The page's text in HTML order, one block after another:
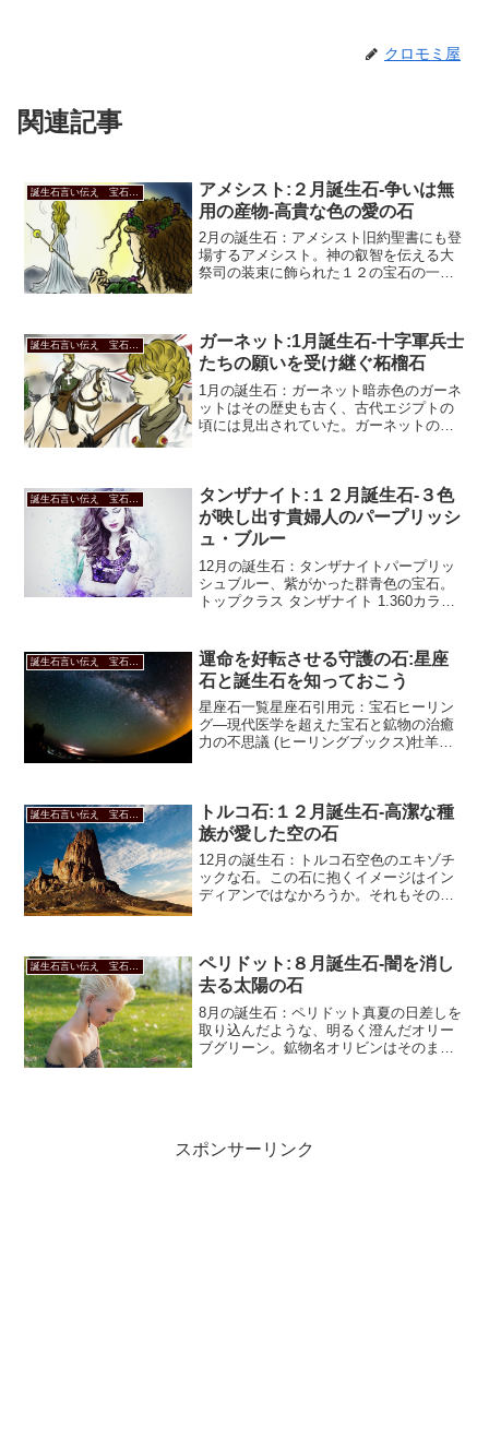
クロモミ屋
関連記事
アメシスト:２月誕生石-争いは無
用の産物-高貴な色の愛の石
2月の誕生石：アメシスト旧約聖書にも登
場するアメシスト。神の叡智を伝える大
祭司の装束に飾られた１２の宝石の一つ
ラシック女性...
ガーネット:1月誕生石-十字軍兵士
たちの願いを受け継ぐ柘榴石
1月の誕生石：ガーネット暗赤色のガーネ
ットはその歴史も古く、古代エジプトの
頃には見出されていた。ガーネットの伝
を持つと信じられていた...
タンザナイト:１２月誕生石-３色
が映し出す貴婦人のパープリッシ
ュ・ブルー
12月の誕生石：タンザナイトパープリッ
シュブルー、紫がかった群青色の宝石。
トップクラス タンザナイト 1.360カラッ
レクション・新品/届5/ ギフ...
運命を好転させる守護の石:星座
石と誕生石を知っておこう
星座石一覧星座石引用元：宝石ヒーリン
グ―現代医学を超えた宝石と鉱物の治癒
力の不思議 (ヒーリングブックス)牡羊
トパーズ、トルコ石、...
トルコ石:１２月誕生石-高潔な種
族が愛した空の石
12月の誕生石：トルコ石空色のエキゾチ
ックな石。この石に抱くイメージはイン
ディアンではなかろうか。それもそのは
ナバホ...
誕生石言い伝え 宝石言葉に秘められた意味
ペリドット:８月誕生石-闇を消し
去る太陽の石
8月の誕生石：ペリドット真夏の日差しを
取り込んだような、明るく澄んだオリー
ブグリーン。鉱物名オリビンはそのまま
スポンサーリンク